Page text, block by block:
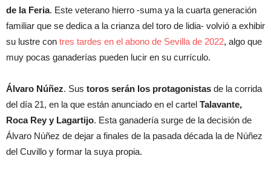
de la Feria. Este veterano hierro -suma ya la cuarta generación
familiar que se dedica a la crianza del toro de lidia- volvió a exhibir
su lustre con tres tardes en el abono de Sevilla de 2022, algo que
muy pocas ganaderías pueden lucir en su currículo.
Álvaro Núñez. Sus toros serán los protagonistas de la corrida
del día 21, en la que están anunciado en el cartel Talavante,
Roca Rey y Lagartijo. Esta ganadería surge de la decisión de
Álvaro Núñez de dejar a finales de la pasada década la de Núñez
del Cuvillo y formar la suya propia.